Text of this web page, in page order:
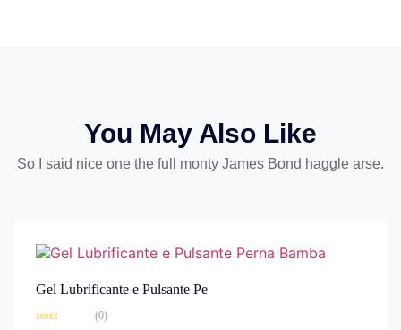
You May Also Like
So I said nice one the full monty James Bond haggle arse.
Gel Lubrificante e Pulsante Pe
(0)